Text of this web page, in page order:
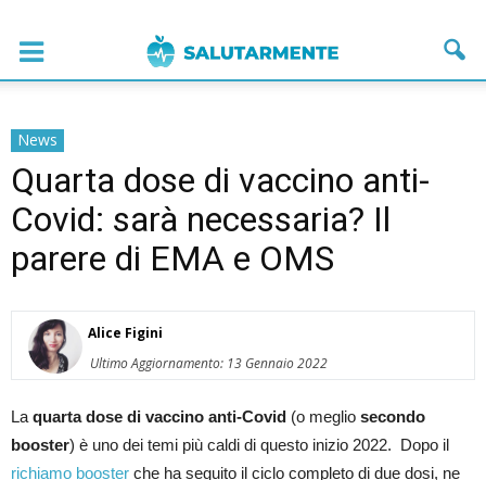
News
Quarta dose di vaccino anti-
Covid: sarà necessaria? Il
parere di EMA e OMS
Alice Figini
Ultimo Aggiornamento: 13 Gennaio 2022
La quarta dose di vaccino anti-Covid (o meglio secondo
booster) è uno dei temi più caldi di questo inizio 2022. Dopo il
richiamo booster che ha seguito il ciclo completo di due dosi, ne